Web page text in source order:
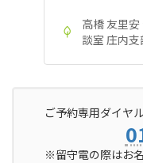
高橋 友里
談室 庄内支
ご予約専用ダイヤ
※留守電の際はお